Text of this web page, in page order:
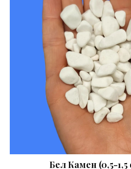
Бел Камен (0,5-1,5